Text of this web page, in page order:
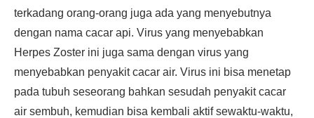
terkadang orang-orang juga ada yang menyebutnya
dengan nama cacar api. Virus yang menyebabkan
Herpes Zoster ini juga sama dengan virus yang
menyebabkan penyakit cacar air. Virus ini bisa menetap
pada tubuh seseorang bahkan sesudah penyakit cacar
air sembuh, kemudian bisa kembali aktif sewaktu-waktu,